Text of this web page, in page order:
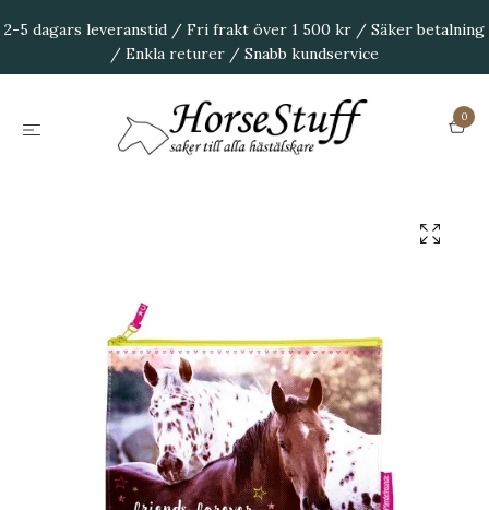
2-5 dagars leveranstid / Fri frakt över 1 500 kr / Säker betalning
/ Enkla returer / Snabb kundservice
0